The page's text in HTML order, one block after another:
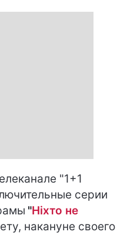
"1+1
серии
"Ніхто не
накануне своего